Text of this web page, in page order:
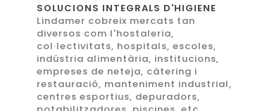
SOLUCIONS INTEGRALS D'HIGIENE
Lindamer cobreix mercats tan
diversos com l'hostaleria,
col·lectivitats, hospitals, escoles,
indústria alimentària, institucions,
empreses de neteja, càtering i
restauració, manteniment industrial,
centres esportius, depuradors,